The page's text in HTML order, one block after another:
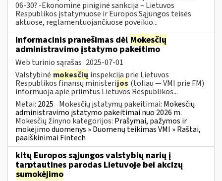
06-30? -Ekonominė piniginė sankcija – Lietuvos
Respublikos įstatymuose ir Europos Sąjungos teisės
aktuose, reglamentuojančiuose poveikio...
Informacinis pranešimas dėl Mokesčių
administravimo įstatymo pakeitimo
Web turinio sąrašas 2025-07-01
Valstybinė mokesčių inspekcija prie Lietuvos
Respublikos finansų ministerijos (toliau — VMI prie FM)
informuoja apie priimtus Lietuvos Respublikos...
Metai: 2025 Mokesčių įstatymų pakeitimai: Mokesčių
administravimo įstatymo pakeitimai nuo 2026 m.
Mokesčių žinyno kategorijos: Prašymai, pažymos ir
mokėjimo duomenys » Duomenų teikimas VMI » Raštai,
paaiškinimai Fintech
kitų Europos sąjungos valstybių narių į
tarptautines parodas Lietuvoje bei akcizų
sumokėjimo